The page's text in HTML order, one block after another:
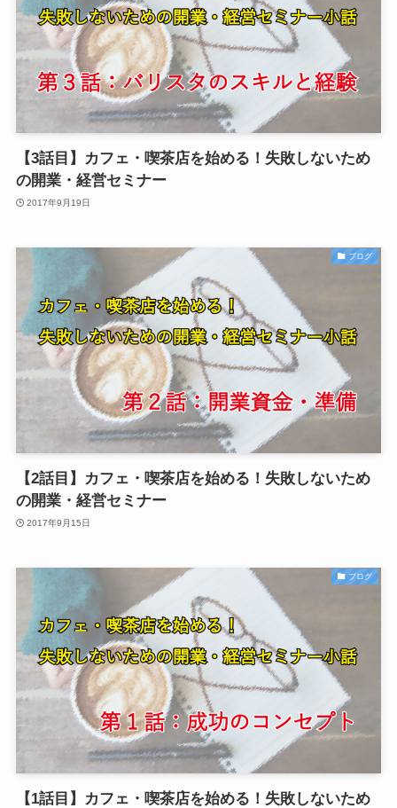
【3話目】カフェ・喫茶店を始める！失敗しないため
の開業・経営セミナー
2017年9月19日
ブログ
【2話目】カフェ・喫茶店を始める！失敗しないため
の開業・経営セミナー
2017年9月15日
ブログ
【1話目】カフェ・喫茶店を始める！失敗しないため